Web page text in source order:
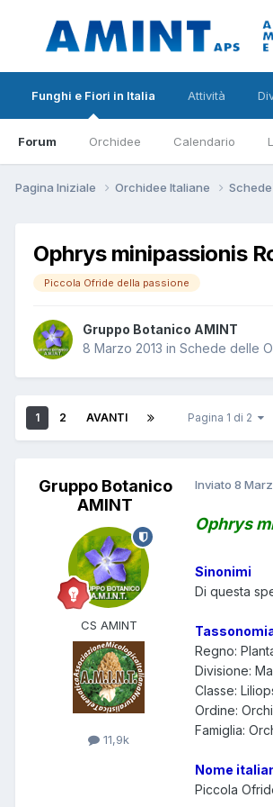
Funghi e Fiori in Italia
Forum Orchidee Calendario
Attività
Pagina Iniziale Orchidee Italiane
Ophrys minipassionis
Piccola Ofride della passione
Gruppo Botanico AMINT
8 Marzo 2013 in Schede delle
1 2 AVANTI Pagina 1 di 2
Gruppo Botanico
AMINT
CS AMINT
11,9k
Inviato 8
Ophrys
Sinonimi
Di questa
Regno:
Divisione:
Classe:
Ordine:
Famiglia:
Nome
Piccola